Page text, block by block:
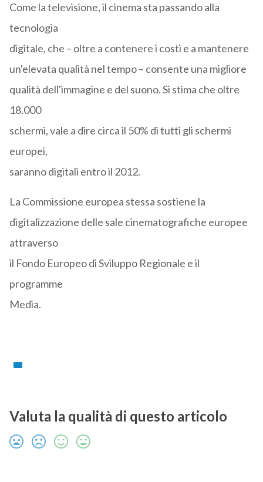
Come la televisione, il cinema sta passando alla
tecnologia
digitale, che – oltre a contenere i costi e a mantenere
un'elevata qualità nel tempo – consente una migliore
qualità dell'immagine e del suono. Si stima che oltre
18.000
schermi, vale a dire circa il 50% di tutti gli schermi
europei,
saranno digitali entro il 2012.
La Commissione europea stessa sostiene la
digitalizzazione delle sale cinematografiche europee
attraverso
il Fondo Europeo di Sviluppo Regionale e il
programme
Media.
Valuta la qualità di questo articolo